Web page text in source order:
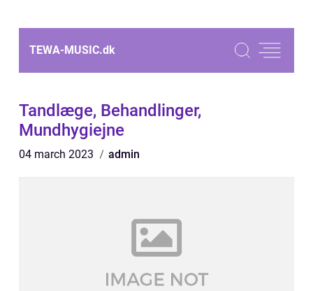
TEWA-MUSIC.dk
Tandlæge, Behandlinger,
Mundhygiejne
04 march 2023 admin